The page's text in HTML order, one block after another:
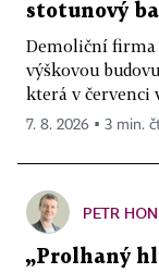
stotunový
Demoliční firma
výškovou
která v červenci
7. 8. 2026 ▪ 3 min.
PETR
„Prolhaný